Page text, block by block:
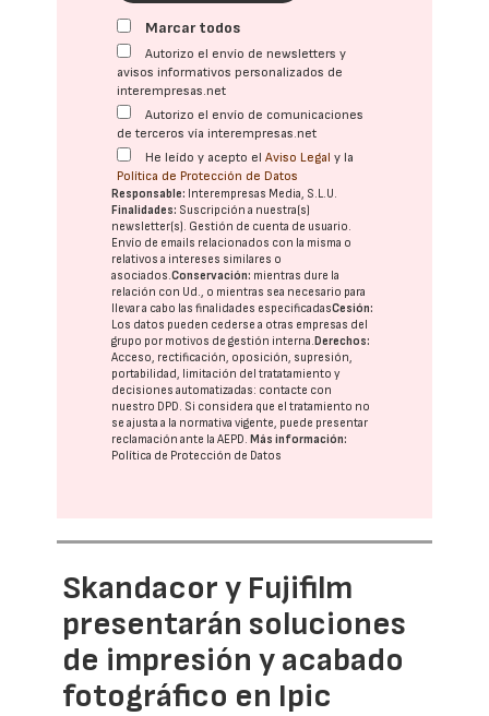
Marcar todos
Autorizo el envío de newsletters y
avisos informativos personalizados de
interempresas.net
Autorizo el envío de comunicaciones
de terceros vía interempresas.net
He leído y acepto elAviso Legal y la
Política de Protección de Datos
Responsable: Interempresas Media, S.L.U.
Finalidades: Suscripción a nuestra(s)
newsletter(s). Gestión de cuenta de usuario.
Envío de emails relacionados con la misma o
relativos a intereses similares o
asociados.Conservación: mientras dure la
relación con Ud., o mientras sea necesario para
llevar a cabo las finalidades especificadasCesión:
Los datos pueden cederse a otras empresas del
grupo por motivos de gestión interna. Derechos:
Acceso, rectificación, oposición, supresión,
portabilidad, limitación del tratatamiento y
decisiones automatizadas: contacte con
nuestro DPD. Si considera que el tratamiento no
se ajusta a la normativa vigente, puede presentar
reclamación ante laAEPD. Más información:
Política de Protección de Datos
Skandacor y Fujifilm
presentarán soluciones
de impresión y acabado
fotográfico en Ipic